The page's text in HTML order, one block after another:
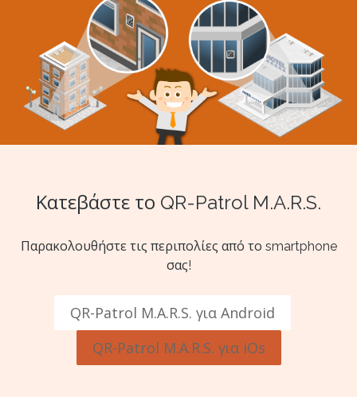
Κατεβάστε το QR-Patrol M.A.R.S.
Παρακολουθήστε τις περιπολίες από το smartphone
σας!
QR-Patrol M.A.R.S. για Android
QR-Patrol M.A.R.S. για iOs